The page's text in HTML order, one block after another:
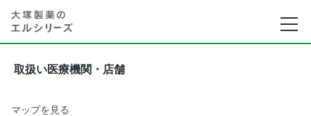
取扱い医療機関・店舗
マップを見る